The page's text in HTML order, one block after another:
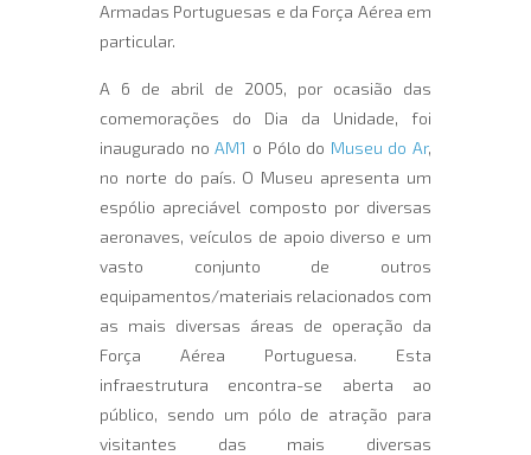
Armadas Portuguesas e da Força Aérea em
particular.
A 6 de abril de 2005, por ocasião das
comemorações do Dia da Unidade, foi
inaugurado noAM1 o Pólo do Museu do Ar,
no norte do país. O Museu apresenta um
espólio apreciável composto por diversas
aeronaves, veículos de apoio diverso e um
vasto conjunto de outros
equipamentos/materiais relacionados com
as mais diversas áreas de operação da
Força Aérea Portuguesa. Esta
infraestrutura encontra-se aberta ao
público, sendo um pólo de atração para
visitantes das mais diversas